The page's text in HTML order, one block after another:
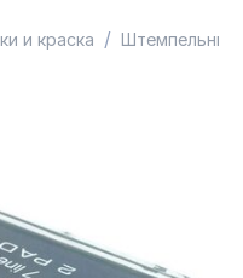
и краска / Штемпельные